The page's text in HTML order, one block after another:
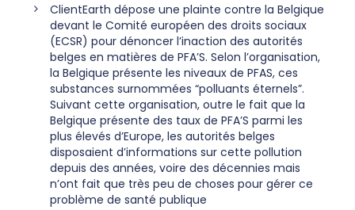
ClientEarth dépose une plainte contre la Belgique
devant le Comité européen des droits sociaux
(ECSR) pour dénoncer l’inaction des autorités
belges en matières de PFA’S. Selon l’organisation,
la Belgique présente les niveaux de PFAS, ces
substances surnommées “polluants éternels”.
Suivant cette organisation, outre le fait que la
Belgique présente des taux de PFA’S parmi les
plus élevés d’Europe, les autorités belges
disposaient d’informations sur cette pollution
depuis des années, voire des décennies mais
n’ont fait que très peu de choses pour gérer ce
problème de santé publique